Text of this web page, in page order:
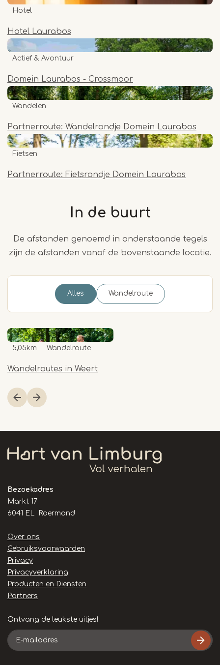
Hotel Laurabos
Hotel
Domein Laurabos - Crossmoor
Actief & Avontuur
Partnerroute: Wandelrondje Domein Laurabos
Wandelen
Partnerroute: Fietsrondje Domein Laurabos
Fietsen
In de buurt
De afstanden genoemd in onderstaande tegels
zijn de afstanden vanaf de bovenstaande locatie.
Alles Wandelroute
Wandelroutes in Weert
5,05km Wandelroute
1
of
Bezoekadres
Markt 17
6041 EL Roermond
Handige
links
Over ons
Gebruiksvoorwaarden
Privacy
Privacyverklaring
Producten en Diensten
Partners
Ontvang de leukste uitjes!
E-
mailadres